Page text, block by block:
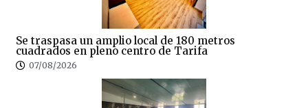
Se traspasa un amplio local de 180 metros
cuadrados en pleno centro de Tarifa
07/08/2026